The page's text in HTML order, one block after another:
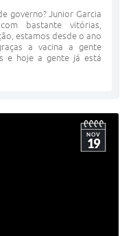
governo? Junior Garcia
bastante vitórias,
estamos desde o ano
a vacina a gente
e hoje a gente já está
NOV
19